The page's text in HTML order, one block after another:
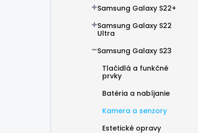
Samsung Galaxy S22+
Samsung Galaxy S22
Ultra
Samsung Galaxy S23
Tlačidlá a funkčné
prvky
Batéria a nabíjanie
Kamera a senzory
Estetické opravy